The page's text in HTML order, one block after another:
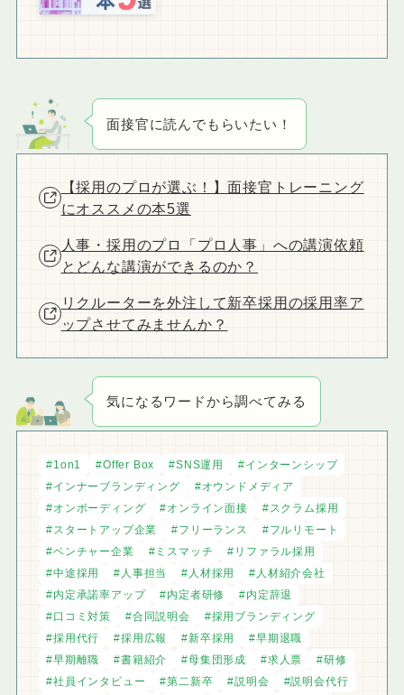
面接官に読んでもらいたい！
【採用のプロが選ぶ！】面接官トレーニング
にオススメの本5選
人事・採用のプロ「プロ人事」への講演依頼
とどんな講演ができるのか？
リクルーターを外注して新卒採用の採用率ア
ップさせてみませんか？
気になるワードから調べてみる
1on1 Offer Box SNS運用
インターンシップ
インナーブランディング
オウンドメディア
オンボーディング
オンライン面接
スクラム採用
スタートアップ企業
フリーランス
フルリモート
ベンチャー企業
ミスマッチ
リファラル採用
中途採用
人事担当 人材採用
人材紹介会社
内定承諾率アップ
内定者研修
内定辞退
口コミ対策
合同説明会
採用ブランディング
採用代行
採用広報 新卒採用
早期退職
早期離職
書籍紹介 母集団形成 求人票
研修
社員インタビュー
第二新卒 説明会
説明会代行